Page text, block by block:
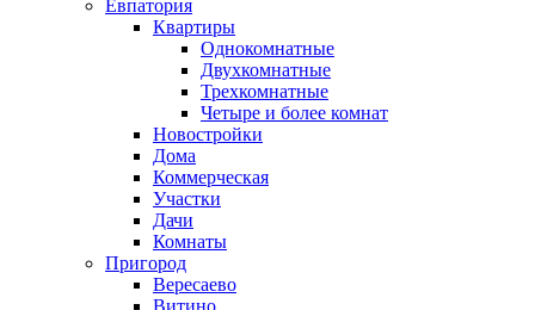
Евпатория
Квартиры
Однокомнатные
Двухкомнатные
Трехкомнатные
Четыре и более комнат
Новостройки
Дома
Коммерческая
Участки
Дачи
Комнаты
Пригород
Вересаево
Витино